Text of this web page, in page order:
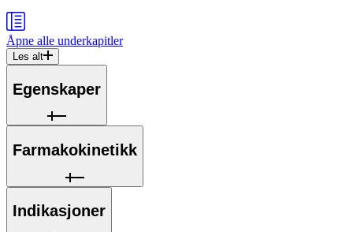
Åpne alle underkapitler
Les alt
Egenskaper
Farmakokinetikk
Indikasjoner